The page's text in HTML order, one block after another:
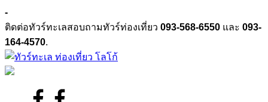
Skip
to
content
-
ติดต่อทัวร์ทะเลสอบถามทัวร์ท่องเที่ยว 093-568-6550 และ 093-
164-4570.
ทัวร์
facebook.com